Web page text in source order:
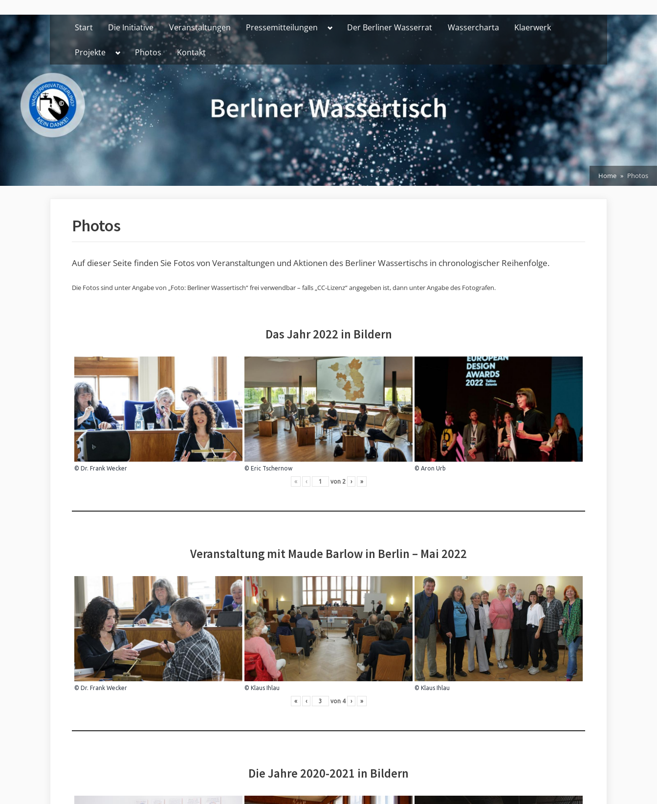
to
content
Start Die Initiative Veranstaltungen Pressemitteilungen ToggleDer Berliner Wasserrat Wassercharta Klaerwerk
Projekte Toggle
menu
Photos Kontakt
Home Photos
Photos
Auf dieser Seite finden Sie Fotos von Veranstaltungen und Aktionen des Berliner Wassertischs in chronologischer Reihenfolge.
Die Fotos sind unter Angabe von „Foto: Berliner Wassertisch“ frei verwendbar – falls „CC-Lizenz“ angegeben ist, dann unter Angabe des Fotografen.
Das Jahr 2022 in Bildern
© Dr. Frank Wecker © Eric Tschernow © Aron Urb
« ‹ von 2 › »
Veranstaltung mit Maude Barlow in Berlin – Mai 2022
© Dr. Frank Wecker © Klaus Ihlau © Klaus Ihlau
« ‹ von 4 › »
Die Jahre 2020-2021 in Bildern